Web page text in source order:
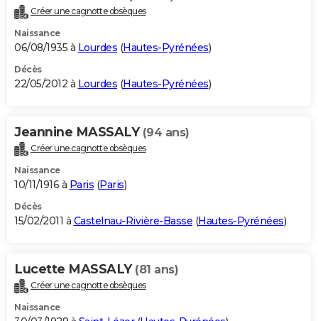
Créer une cagnotte obsèques
Naissance
06/08/1935 à Lourdes (Hautes-Pyrénées)
Décès
22/05/2012 à Lourdes (Hautes-Pyrénées)
Jeannine MASSALY (94 ans)
Créer une cagnotte obsèques
Naissance
10/11/1916 à Paris (Paris)
Décès
15/02/2011 à Castelnau-Rivière-Basse (Hautes-Pyrénées)
Lucette MASSALY (81 ans)
Créer une cagnotte obsèques
Naissance